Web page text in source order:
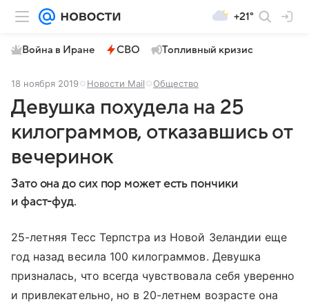
+21°
Война в Иране СВО Топливный кризис
18 ноября 2019 Новости Mail Общество
Девушка похудела на 25
килограммов, отказавшись от
вечеринок
Зато она до сих пор может есть пончики
и фаст-фуд.
25-летняя Тесс Терпстра из Новой Зеландии еще
год назад весила 100 килограммов. Девушка
призналась, что всегда чувствовала себя уверенно
и привлекательно, но в 20-летнем возрасте она